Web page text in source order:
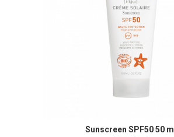
Sunscreen SPF50 50 ml